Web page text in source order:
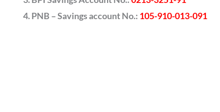
PNB – Savings account No.: 105-910-013-091